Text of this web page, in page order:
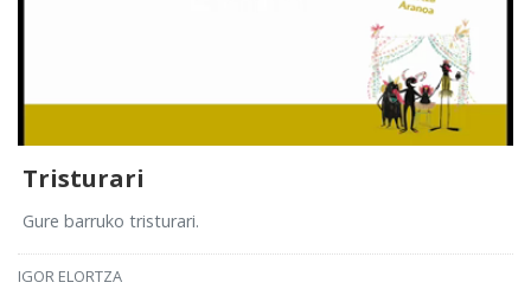
Tristurari
Gure barruko tristurari.
IGOR ELORTZA